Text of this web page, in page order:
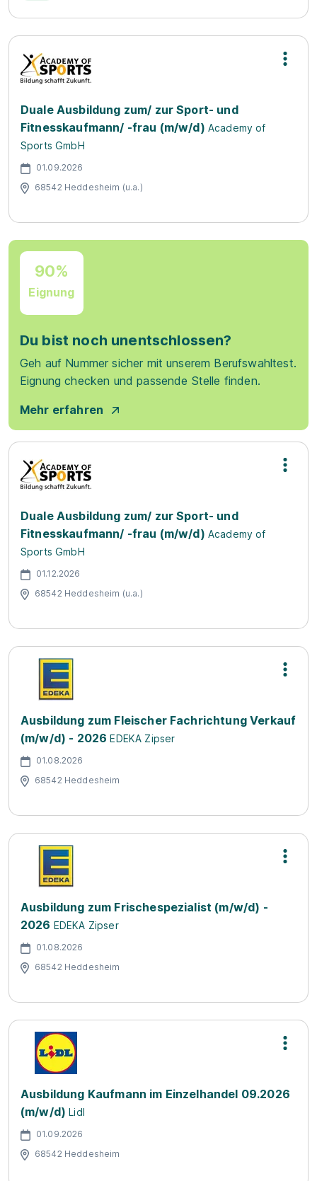
Duale Ausbildung zum/ zur Sport- und
Fitnesskaufmann/ -frau (m/w/d) Academy of
Sports GmbH
01.09.2026
68542 Heddesheim (u.a.)
90%
Eignung
Du bist noch unentschlossen?
Geh auf Nummer sicher mit unserem Berufswahltest.
Eignung checken und passende Stelle finden.
Mehr erfahren
Duale Ausbildung zum/ zur Sport- und
Fitnesskaufmann/ -frau (m/w/d) Academy of
Sports GmbH
01.12.2026
68542 Heddesheim (u.a.)
Ausbildung zum Fleischer Fachrichtung Verkauf
(m/w/d) - 2026 EDEKA Zipser
01.08.2026
68542 Heddesheim
Ausbildung zum Frischespezialist (m/w/d) -
2026 EDEKA Zipser
01.08.2026
68542 Heddesheim
Ausbildung Kaufmann im Einzelhandel 09.2026
(m/w/d) Lidl
01.09.2026
68542 Heddesheim